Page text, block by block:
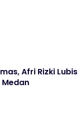
Afri Rizki Lubis